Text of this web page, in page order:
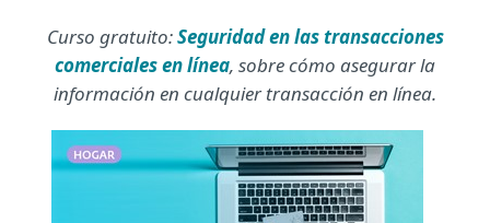
Curso gratuito:Seguridad en las transacciones
comerciales en línea, sobre cómo asegurar la
información en cualquier transacción en línea.